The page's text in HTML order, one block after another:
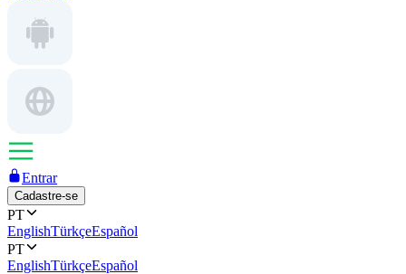
Entrar
Cadastre-se
PT
EnglishTürkçeEspañol
PT
EnglishTürkçeEspañol